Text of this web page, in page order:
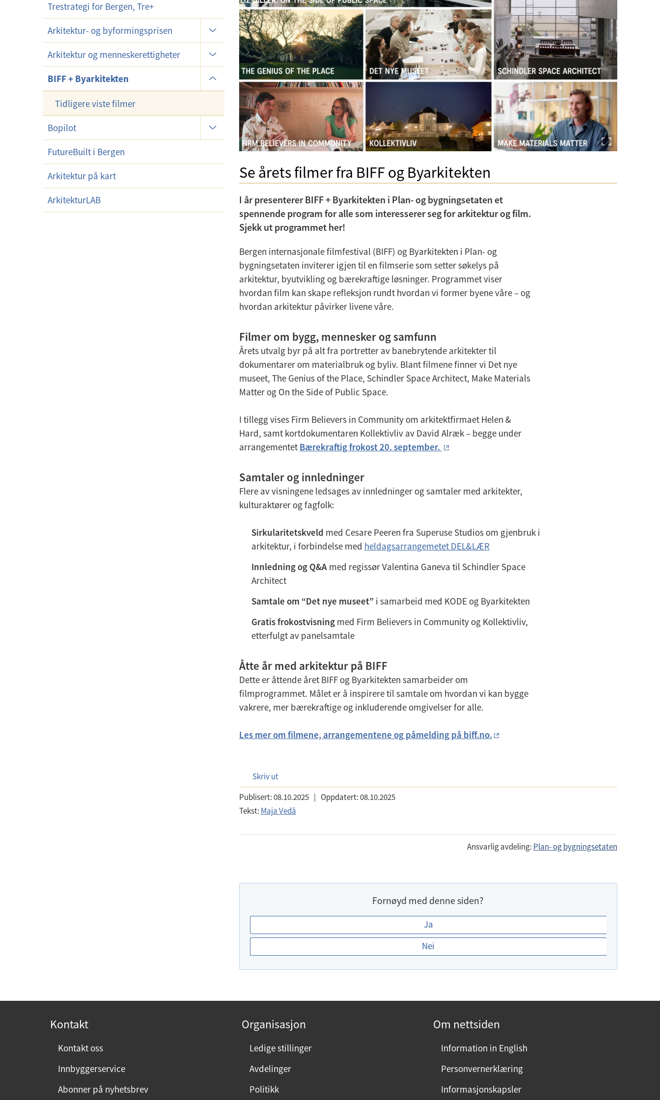
e
Trestrategi for Bergen, Tre+
Arkitektur- og byformingsprisen
n
e
m
Arkitektur og menneskerettigheter
n
e
m
BIFF + Byarkitekten
n
e
m
Tidligere viste filmer
Bopilot
n
e
m
FutureBuilt i Bergen
Arkitektur på kart
ArkitekturLAB
Se årets filmer fra BIFF og Byarkitekten
I år presenterer BIFF + Byarkitekten i Plan- og bygningsetaten et
spennende program for alle som interesserer seg for arkitektur og film.
Sjekk ut programmet her!
Bergen internasjonale filmfestival (BIFF) og Byarkitekten i Plan- og
bygningsetaten inviterer igjen til en filmserie som setter søkelys på
arkitektur, byutvikling og bærekraftige løsninger. Programmet viser
hvordan film kan skape refleksjon rundt hvordan vi former byene våre – og
hvordan arkitektur påvirker livene våre.
Filmer om bygg, mennesker og samfunn
Årets utvalg byr på alt fra portretter av banebrytende arkitekter til
dokumentarer om materialbruk og byliv. Blant filmene finner vi Det nye
museet, The Genius of the Place, Schindler Space Architect, Make Materials
Matter og On the Side of Public Space.
I tillegg vises Firm Believers in Community om arkitektfirmaet Helen &
Hard, samt kortdokumentaren Kollektivliv av David Alræk – begge under
arrangementet Bærekraftig frokost 20. september.
Samtaler og innledninger
Flere av visningene ledsages av innledninger og samtaler med arkitekter,
kulturaktører og fagfolk:
Sirkularitetskveld med Cesare Peeren fra Superuse Studios om gjenbruk i
arkitektur, i forbindelse med heldagsarrangemetet DEL&LÆR
Innledning og Q&Amed regissør Valentina Ganeva til Schindler Space
Architect
Samtale om “Det nye museet” i samarbeid med KODE og Byarkitekten
Gratis frokostvisningmed Firm Believers in Community og Kollektivliv,
etterfulgt av panelsamtale
Åtte år med arkitektur på BIFF
Dette er åttende året BIFF og Byarkitekten samarbeider om
filmprogrammet. Målet er å inspirere til samtale om hvordan vi kan bygge
vakrere, mer bærekraftige og inkluderende omgivelser for alle.
Les mer om filmene, arrangementene og påmelding på biff.no.
Skriv ut
Publisert:08.10.2025 | Oppdatert:08.10.2025
Tekst: Maja Vedå
Ansvarlig avdeling: Plan- og bygningsetaten
Fornøyd med denne siden?
E
r
r
ø
y
m
e
Ja
Nei
Kontakt
Kontakt oss
Innbyggerservice
Abonner på nyhetsbrev
Organisasjon
Ledige stillinger
Avdelinger
Politikk
Om nettsiden
Information in English
Personvernerklæring
Informasjonskapsler